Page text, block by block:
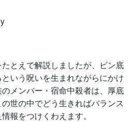
とえで解説しましたが、ビン底
いう呪いを生まれながらにかけ
メンバー・宿命中殺者は、厚底
世の中でどう生きればバランス
報をつけくわえます。